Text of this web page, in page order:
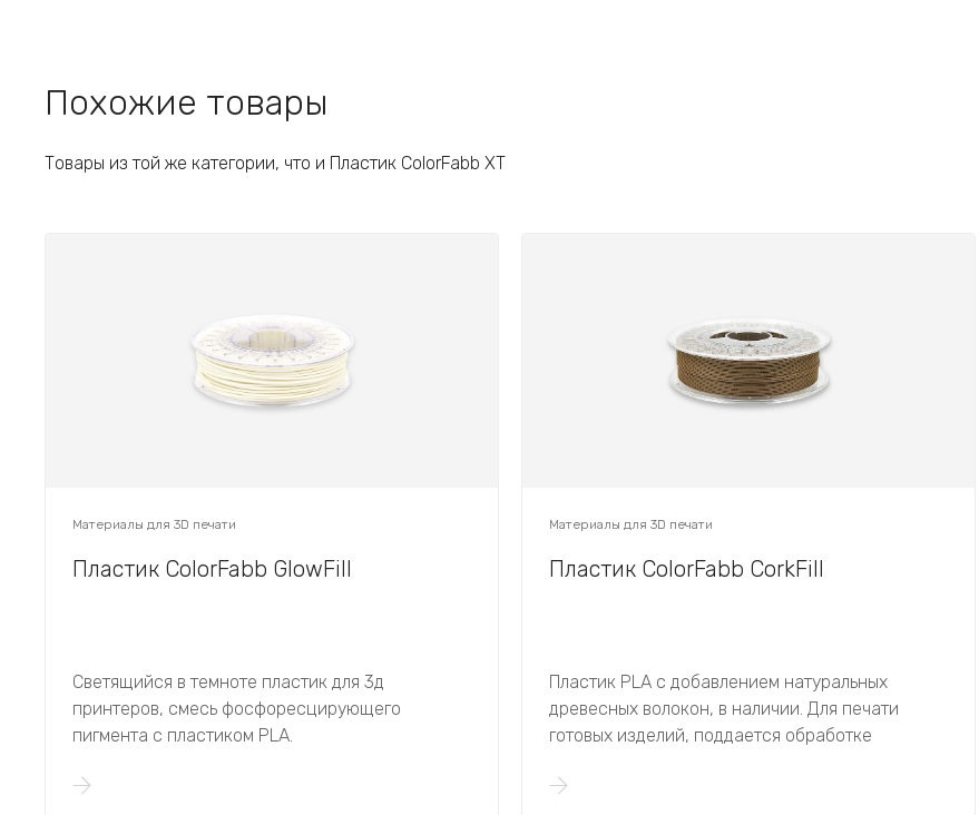
Похожие товары
Товары из той же категории, что и Пластик ColorFabb XT
Материалы для 3D печати
Пластик ColorFabb GlowFill
Светящийся в темноте пластик для 3д
принтеров, смесь фосфоресцирующего
пигмента с пластиком PLA.
Материалы для 3D печати
Пластик ColorFabb CorkFill
Пластик PLA c добавлением натуральных
древесных волокон, в наличии. Для печати
готовых изделий, поддается обработке